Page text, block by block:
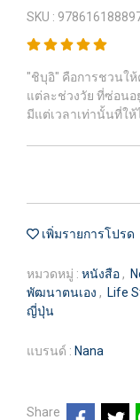
SKU :
"ชิบุอิ" คือการชวนใ
แต่ละช่วงวัย ที่ซ่อนอ
มีแต่เวลาเท่านั้นที่ให้
เพิ่มรายการโปรด
หมวดหมู่ : หนังสือ ,
พัฒนาตนเอง , Life
ญี่ปุ่น
แบรนด์ : Nana
Share